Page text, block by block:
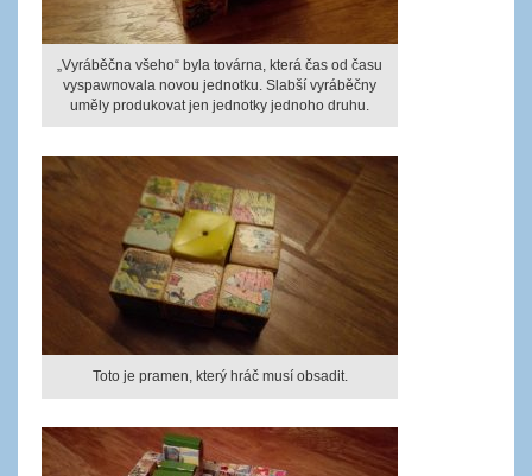
„Vyráběčna všeho“ byla továrna, která čas od času
vyspawnovala novou jednotku. Slabší vyráběčny
uměly produkovat jen jednotky jednoho druhu.
Toto je pramen, který hráč musí obsadit.